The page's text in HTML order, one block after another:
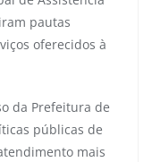
pautas
oferecidos à
da Prefeitura de
públicas de
mais